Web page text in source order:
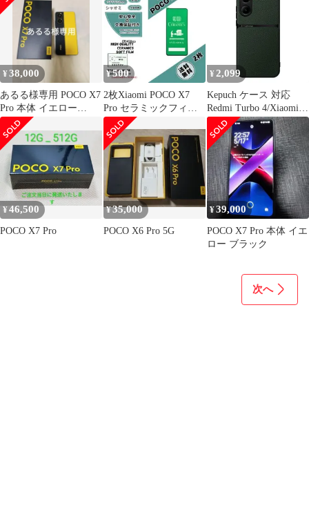
¥38,000
あるる様専用 POCO X7
Pro 本体 イエロー
256GB
¥500
2枚Xiaomi POCO X7
Pro セラミックフィル
ムd
¥ 2,099
Kepuch ケース 対応
Redmi Turbo 4/Xiaomi
Poco X7 Pro カバー ビ
ルトインメタルプレー
ト茘枝模様 - 緑
¥46,500
POCO X7 Pro
¥35,000
POCO X6 Pro 5G
¥39,000
POCO X7 Pro 本体 イエ
ロー ブラック
次へ